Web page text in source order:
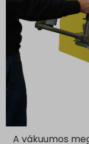
A vákuumos